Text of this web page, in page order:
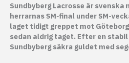
Sundbyberg Lacrosse är svenska
herrarnas SM-final under SM-
laget tidigt greppet mot
sedan aldrig taget. Efter en
Sundbyberg säkra guldet med